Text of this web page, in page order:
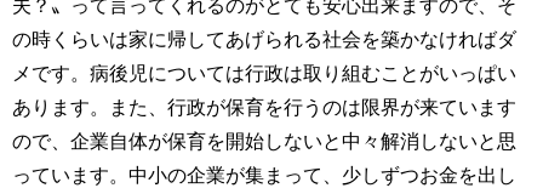
の時くらいは家に帰してあげられる社会を築かなければダ
メです。病後児については行政は取り組むことがいっぱい
あります。また、行政が保育を行うのは限界が来ています
ので、企業自体が保育を開始しないと中々解消しないと思
っています。中小の企業が集まって、少しずつお金を出し